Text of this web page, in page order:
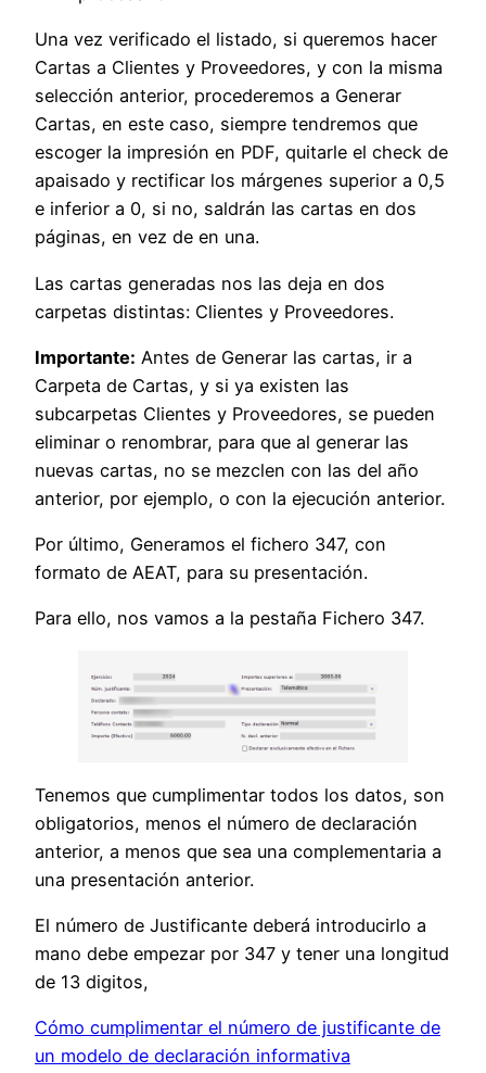
Una vez verificado el listado, si queremos hacer
Cartas a Clientes y Proveedores, y con la misma
selección anterior, procederemos a Generar
Cartas, en este caso, siempre tendremos que
escoger la impresión en PDF, quitarle el check de
apaisado y rectificar los márgenes superior a 0,5
e inferior a 0, si no, saldrán las cartas en dos
páginas, en vez de en una.
Las cartas generadas nos las deja en dos
carpetas distintas: Clientes y Proveedores.
Importante: Antes de Generar las cartas, ir a
Carpeta de Cartas, y si ya existen las
subcarpetas Clientes y Proveedores, se pueden
eliminar o renombrar, para que al generar las
nuevas cartas, no se mezclen con las del año
anterior, por ejemplo, o con la ejecución anterior.
Por último, Generamos el fichero 347, con
formato de AEAT, para su presentación.
Para ello, nos vamos a la pestaña Fichero 347.
Tenemos que cumplimentar todos los datos, son
obligatorios, menos el número de declaración
anterior, a menos que sea una complementaria a
una presentación anterior.
El número de Justificante deberá introducirlo a
mano debe empezar por 347 y tener una longitud
de 13 digitos,
Cómo cumplimentar el número de justificante de
un modelo de declaración informativa